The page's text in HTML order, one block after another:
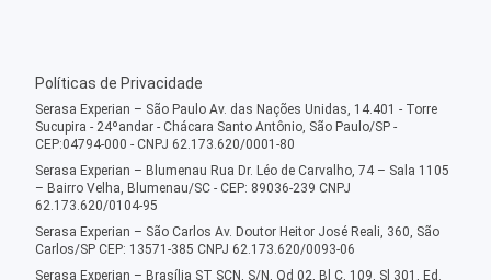
Políticas de Privacidade
Serasa Experian – São Paulo Av. das Nações Unidas, 14.401 - Torre
Sucupira - 24ºandar - Chácara Santo Antônio, São Paulo/SP -
CEP:04794-000 - CNPJ 62.173.620/0001-80
Serasa Experian – Blumenau Rua Dr. Léo de Carvalho, 74 – Sala 1105
– Bairro Velha, Blumenau/SC - CEP: 89036-239 CNPJ
62.173.620/0104-95
Serasa Experian – São Carlos Av. Doutor Heitor José Reali, 360, São
Carlos/SP CEP: 13571-385 CNPJ 62.173.620/0093-06
Serasa Experian – Brasília ST SCN, S/N, Qd 02, Bl C, 109, Sl 301, Ed.